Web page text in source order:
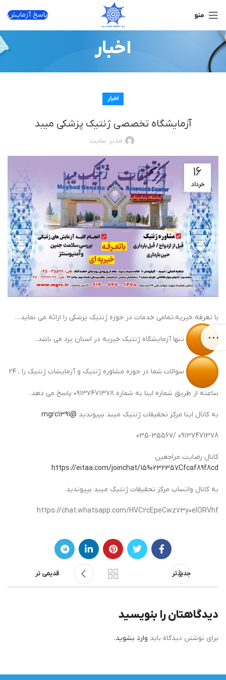
منو پاسخ آزمایش
اخبار
اخبار
آزمایشگاه تخصصی ژنتیک پزشکی میبد
مدیر سایت
۱۶
خرداد
با تعرفه خیریه،تمامی خدمات در حوزه ژنتیک پزشکی را ارائه می نماید…
تنها آزمایشگاه ژنتیک خیریه در استان یزد می باشد..
سوالات شما در حوزه مشاوره ژنتیک و آزمایشات ژنتیک را ، ۲۴
ساعته از طریق شماره ایتا به شماره ۰۹۱۳۷۴۷۱۳۷۸ پاسخ می دهد.
به کانال ایتا مرکز تحقیقات ژنتیک میبد بپیوندید @mgrc1391
09137471378 /035-35567
کانال رضایت مراجعین
https://eitaa.com/joinchat/1590232357Cfcaf89f8cd
به کانال واتساپ مرکز تحقیقات ژنتیک میبد بپیوندید
https://chat.whatsapp.com/HVC2cEpeCwz73y0eIORVhf
جدیدتر قدیمی تر
دیدگاهتان را بنویسید
برای نوشتن دیدگاه باید وارد بشوید.